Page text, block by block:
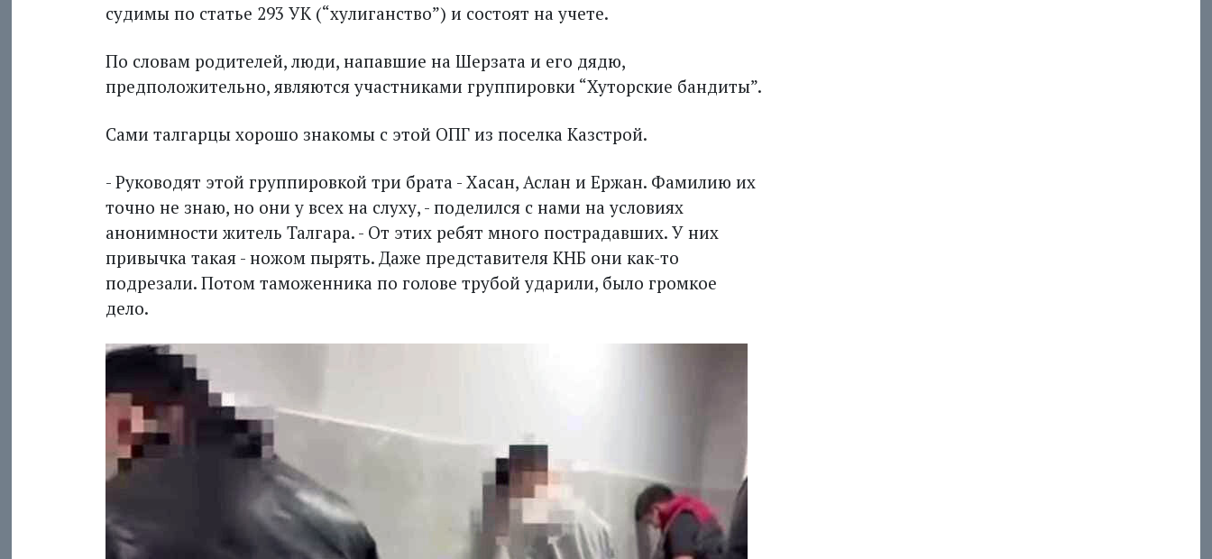
судимы по статье 293 УК (“хулиганство”) и состоят на учете.
По словам родителей, люди, напавшие на Шерзата и его дядю,
предположительно, являются участниками группировки “Хуторские бандиты”.
Сами талгарцы хорошо знакомы с этой ОПГ из поселка Казстрой.
- Руководят этой группировкой три брата - Хасан, Аслан и Ержан. Фамилию их
точно не знаю, но они у всех на слуху, - поделился с нами на условиях
анонимнос­ти житель Талгара. - От этих ребят много пострадавших. У них
привычка такая - ножом пырять. Даже представителя КНБ они как-то
подрезали. Потом таможенника по голове трубой ударили, было громкое
дело.